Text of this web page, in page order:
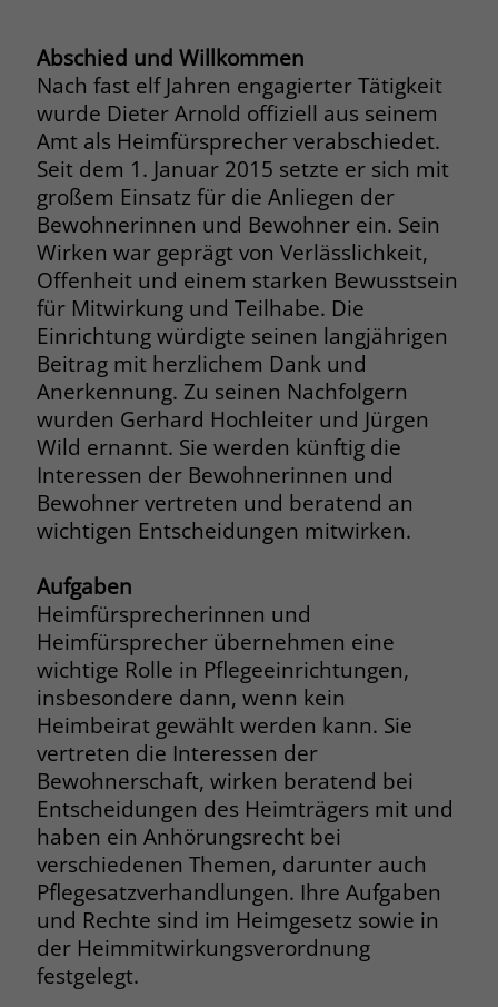
Abschied und Willkommen
Nach fast elf Jahren engagierter Tätigkeit
wurde Dieter Arnold offiziell aus seinem
Amt als Heimfürsprecher verabschiedet.
Seit dem 1. Januar 2015 setzte er sich mit
großem Einsatz für die Anliegen der
Bewohnerinnen und Bewohner ein. Sein
Wirken war geprägt von Verlässlichkeit,
Offenheit und einem starken Bewusstsein
für Mitwirkung und Teilhabe. Die
Einrichtung würdigte seinen langjährigen
Beitrag mit herzlichem Dank und
Anerkennung. Zu seinen Nachfolgern
wurden Gerhard Hochleiter und Jürgen
Wild ernannt. Sie werden künftig die
Interessen der Bewohnerinnen und
Bewohner vertreten und beratend an
wichtigen Entscheidungen mitwirken.
Aufgaben
Heimfürsprecherinnen und
Heimfürsprecher übernehmen eine
wichtige Rolle in Pflegeeinrichtungen,
insbesondere dann, wenn kein
Heimbeirat gewählt werden kann. Sie
vertreten die Interessen der
Bewohnerschaft, wirken beratend bei
Entscheidungen des Heimträgers mit und
haben ein Anhörungsrecht bei
verschiedenen Themen, darunter auch
Pflegesatzverhandlungen. Ihre Aufgaben
und Rechte sind im Heimgesetz sowie in
der Heimmitwirkungsverordnung
festgelegt.
Name PHPSESSID
Anbieter stiftung-liebenau.de
Laufzeit Session
Zweck
Behält die Zustände des Benutzers bei
allen Seitenanfragen bei.
Name cookie_optin
Anbieter www.stiftung-liebenau.de
Laufzeit 1 Monat
Zweck
Behält die Zustimmung des Benutzers
zum Cookie Opt-In
Name __cf_bm
Anbieter
Laufzeit 30 Minuten
Zweck
This cookie, set by Cloudflare, is used to
support Cloudflare Bot Management.
Name JSessionID
Anbieter jobs.stiftung-liebenau.de
Laufzeit Session
Zweck
Behält die Zustände des Benutzers bei
allen Seitenanfragen bei.
Zweck
exklusiv für diese Website zu speichern.
Dadurch wird gewährleistet, dass
Aktionen, die bei späteren Besuchen
derselben Website durchgeführt
werden, mit derselben
Benutzerkennung verknüpft werden.
Name _clsk
Anbieter www.clarity.ms
Laufzeit 1 Jahr
Zweck
Microsoft Clarity setzt dieses Cookie,
um die Seitenaufrufe eines Benutzers
zu speichern und in einer einzigen
Sitzungsaufzeichnung
zusammenzufassen.
Anbieter
Laufzeit 90 Tage
Zweck Enthält eine zufallsgenerierte User-ID.
Name _gcl_aw
Anbieter Google Ads
Laufzeit 90 Tage
Zweck
Dieses Cookie wird gesetzt, wenn ein
User über einen Klick auf eine Google
Werbeanzeige auf die Website gelangt.